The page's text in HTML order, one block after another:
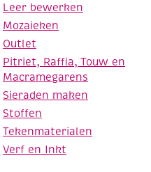
Leer bewerken
Mozaieken
Outlet
Pitriet, Raffia, Touw en
Macramegarens
Sieraden maken
Stoffen
Tekenmaterialen
Verf en Inkt